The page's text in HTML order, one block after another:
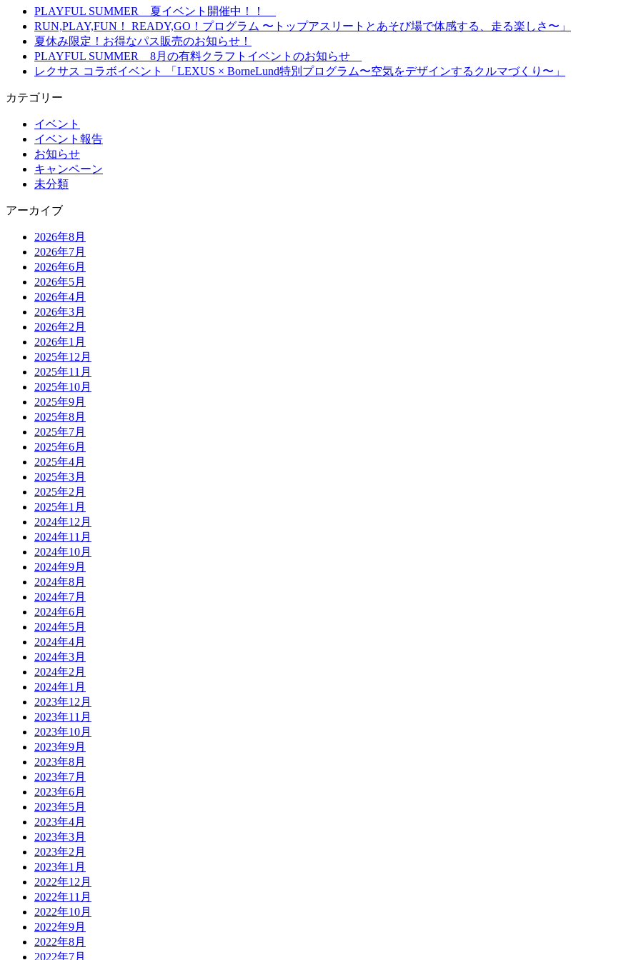
PLAYFUL SUMMER 夏イベント開催中！！
RUN,PLAY,FUN！ READY,GO！プログラム 〜トップアスリートとあそび場で体感する、走る楽しさ〜」
夏休み限定！お得なパス販売のお知らせ！
PLAYFUL SUMMER 8月の有料クラフトイベントのお知らせ
レクサス コラボイベント 「LEXUS × BorneLund特別プログラム〜空気をデザインするクルマづくり〜」
カテゴリー
イベント
イベント報告
お知らせ
キャンペーン
未分類
アーカイブ
2026年8月
2026年7月
2026年6月
2026年5月
2026年4月
2026年3月
2026年2月
2026年1月
2025年12月
2025年11月
2025年10月
2025年9月
2025年8月
2025年7月
2025年6月
2025年4月
2025年3月
2025年2月
2025年1月
2024年12月
2024年11月
2024年10月
2024年9月
2024年8月
2024年7月
2024年6月
2024年5月
2024年4月
2024年3月
2024年2月
2024年1月
2023年12月
2023年11月
2023年10月
2023年9月
2023年8月
2023年7月
2023年6月
2023年5月
2023年4月
2023年3月
2023年2月
2023年1月
2022年12月
2022年11月
2022年10月
2022年9月
2022年8月
2022年7月